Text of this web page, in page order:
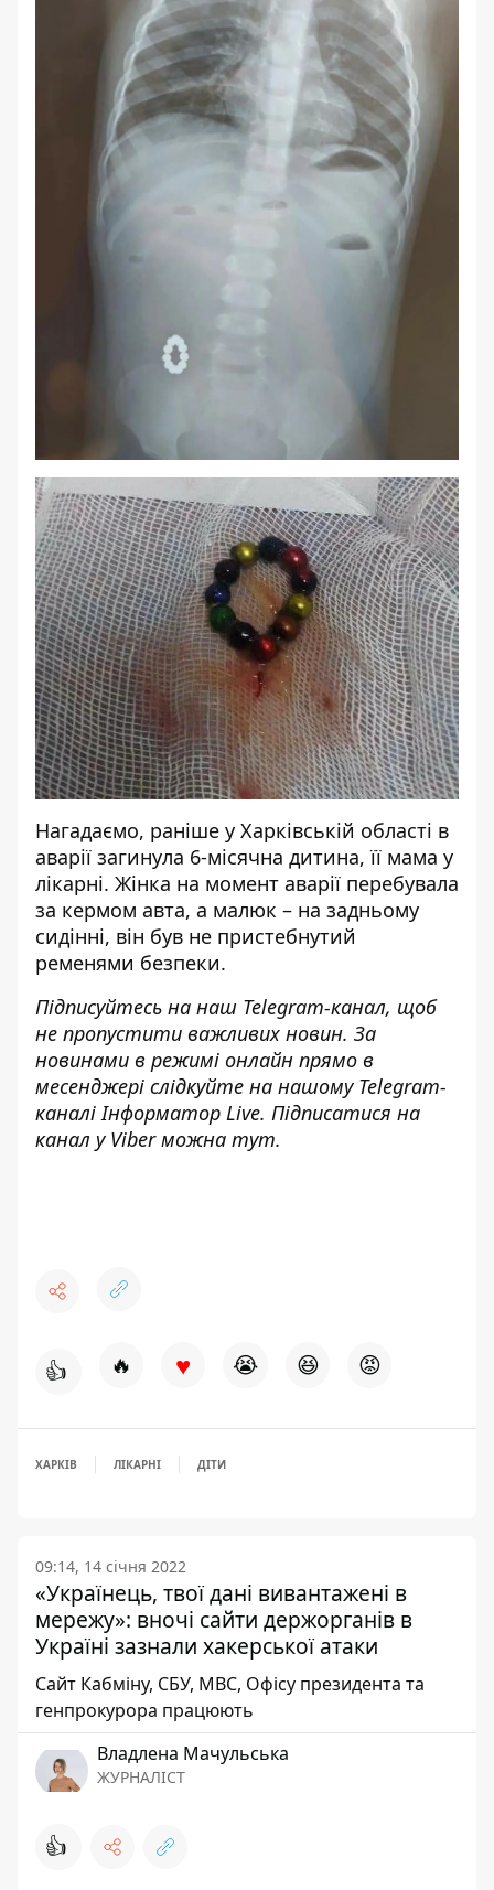
Нагадаємо, раніше у Харківській області в
аварії загинула 6-місячна дитина, її мама у
лікарні. Жінка на момент аварії перебувала
за кермом авта, а малюк – на задньому
сидінні, він був не пристебнутий
ременями безпеки.
Підписуйтесь на наш Telegram-канал, щоб
не пропустити важливих новин. За
новинами в режимі онлайн прямо в
месенджері слідкуйте на нашому Telegram-
каналіІнформатор Live. Підписатися на
канал у Viber можна тут.
👍 🔥 ♥ 😭 😆 😡
ХАРКІВ ЛІКАРНІ ДІТИ
09:14, 14 січня 2022
«Українець, твої дані вивантажені в
мережу»: вночі сайти держорганів в
Україні зазнали хакерської атаки
Сайт Кабміну, СБУ, МВС, Офісу президента та
генпрокурора працюють
Владлена Мачульська
ЖУРНАЛІСТ
👍